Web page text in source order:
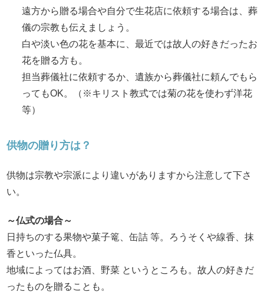
遠方から贈る場合や自分で生花店に依頼する場合は、葬
儀の宗教も伝えましょう。
白や淡い色の花を基本に、最近では故人の好きだったお
花を贈る方も。
担当葬儀社に依頼するか、遺族から葬儀社に頼んでもら
ってもOK。（※キリスト教式では菊の花を使わず洋花
等）
供物の贈り方は？
供物は宗教や宗派により違いがありますから注意して下さ
い。
～仏式の場合～
日持ちのする果物や菓子篭、缶詰 等。ろうそくや線香、抹
香といった仏具。
地域によってはお酒、野菜 というところも。故人の好きだ
ったものを贈ることも。